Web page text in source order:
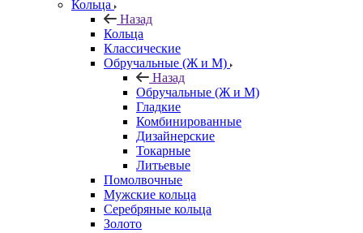
Кольца
Назад
Кольца
Классические
Обручальные (Ж и М)
Назад
Обручальные (Ж и М)
Гладкие
Комбинированные
Дизайнерские
Токарные
Литьевые
Помолвочные
Мужские кольца
Серебряные кольца
Золото